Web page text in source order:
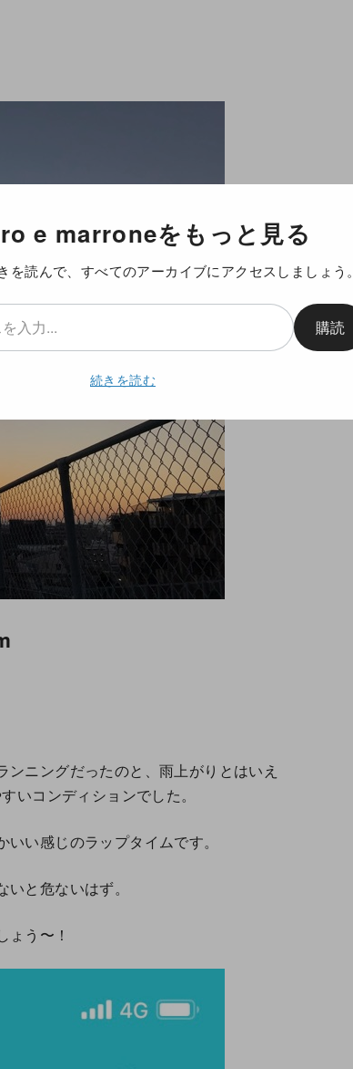
ニングだったのと、雨上がりとはいえ
コンディションでした。
い感じのラップタイムです。
と危ないはず。
う〜！
e marroneをもっと見る
を読んで、すべてのアーカイブにアクセスしましょう。
購読
続きを読む